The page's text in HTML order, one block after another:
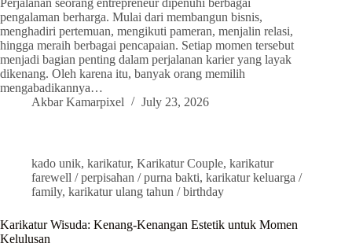
Perjalanan seorang entrepreneur dipenuhi berbagai
pengalaman berharga. Mulai dari membangun bisnis,
menghadiri pertemuan, mengikuti pameran, menjalin relasi,
hingga meraih berbagai pencapaian. Setiap momen tersebut
menjadi bagian penting dalam perjalanan karier yang layak
dikenang. Oleh karena itu, banyak orang memilih
mengabadikannya…
Akbar Kamarpixel
July 23, 2026
kado unik, karikatur, Karikatur Couple, karikatur
farewell / perpisahan / purna bakti, karikatur keluarga /
family, karikatur ulang tahun / birthday
Karikatur Wisuda: Kenang-Kenangan Estetik untuk Momen
Kelulusan